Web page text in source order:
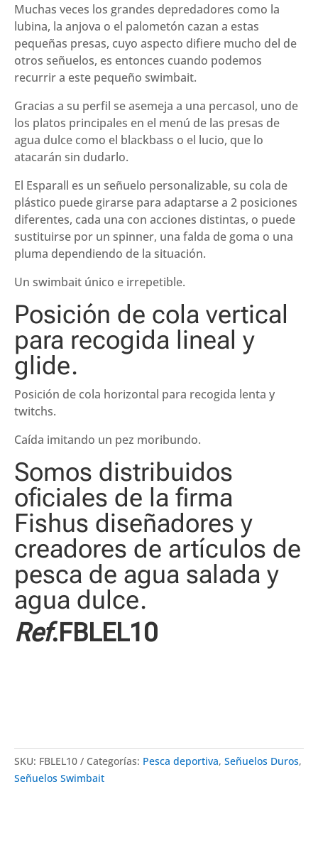
Muchas veces los grandes depredadores como la
lubina, la anjova o el palometón cazan a estas
pequeñas presas, cuyo aspecto difiere mucho del de
otros señuelos, es entonces cuando podemos
recurrir a este pequeño swimbait.
Gracias a su perfil se asemeja a una percasol, uno de
los platos principales en el menú de las presas de
agua dulce como el blackbass o el lucio, que lo
atacarán sin dudarlo.
El Esparall es un señuelo personalizable, su cola de
plástico puede girarse para adaptarse a 2 posiciones
diferentes, cada una con acciones distintas, o puede
sustituirse por un spinner, una falda de goma o una
pluma dependiendo de la situación.
Un swimbait único e irrepetible.
Posición de cola vertical
para recogida lineal y
glide.
Posición de cola horizontal para recogida lenta y
twitchs.
Caída imitando un pez moribundo.
Somos distribuidos
oficiales de la firma
Fishus diseñadores y
creadores de artículos de
pesca de agua salada y
agua dulce.
Ref.FBLEL10
SKU: FBLEL10 Categorías: Pesca deportiva, Señuelos Duros,
Señuelos Swimbait